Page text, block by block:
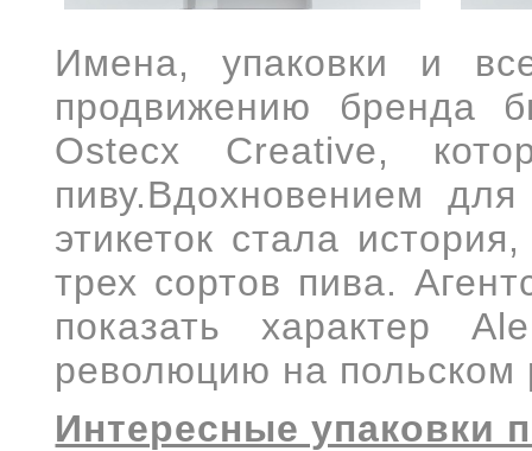
Имена,упаковки и
продвижению бренда
Ostecx Creative,
пиву.Вдохновением для
этикеток стала
трех сортов пива.
показать характер
революцию на
Интересные упаковки